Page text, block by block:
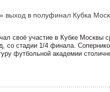
выход в полуфинал Кубка
своё участие в Кубке Москвы
со стадии 1/4 финала.
футбольной академии